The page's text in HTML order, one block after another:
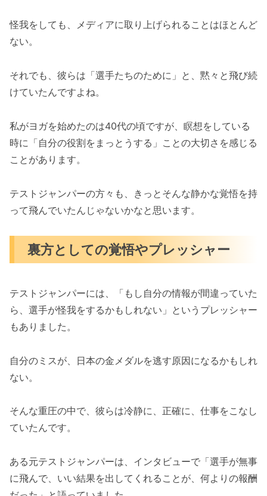
怪我をしても、メディアに取り上げられることはほとんど
ない。
それでも、彼らは「選手たちのために」と、黙々と飛び続
けていたんですよね。
私がヨガを始めたのは40代の頃ですが、瞑想をしている
時に「自分の役割をまっとうする」ことの大切さを感じる
ことがあります。
テストジャンパーの方々も、きっとそんな静かな覚悟を持
って飛んでいたんじゃないかなと思います。
裏方としての覚悟やプレッシャー
テストジャンパーには、「もし自分の情報が間違っていた
ら、選手が怪我をするかもしれない」というプレッシャー
もありました。
自分のミスが、日本の金メダルを逃す原因になるかもしれ
ない。
そんな重圧の中で、彼らは冷静に、正確に、仕事をこなし
ていたんです。
ある元テストジャンパーは、インタビューで「選手が無事
に飛んで、いい結果を出してくれることが、何よりの報酬